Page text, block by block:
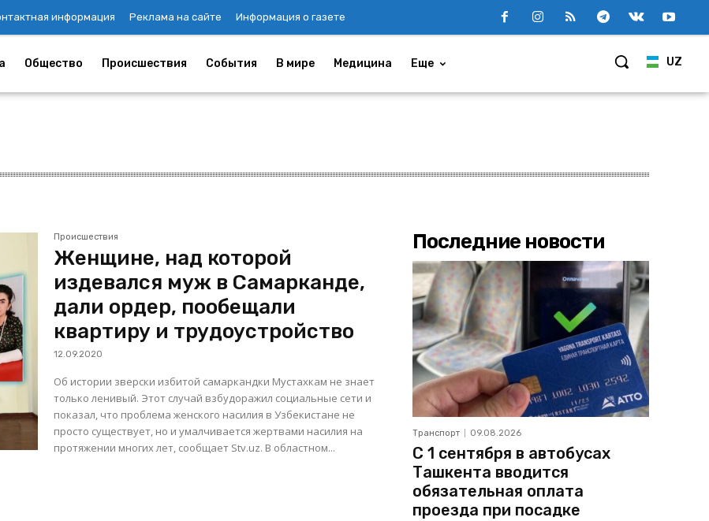
информация Реклама на сайте Информация о газете
UZ
Общество Происшествия События В мире Медицина Еще
Происшествия
Женщине, над которой
издевался муж в Самарканде,
дали ордер, пообещали
квартиру и трудоустройство
12.09.2020
Об истории зверски избитой самаркандки Мустахкам не знает
только ленивый. Этот случай взбудоражил социальные сети и
показал, что проблема женского насилия в Узбекистане не
просто существует, но и умалчивается жертвами насилия на
протяжении многих лет, сообщает Stv.uz. В областном...
Последние новости
Транспорт 09.08.2026
С 1 сентября в автобусах
Ташкента вводится
обязательная оплата
проезда при посадке